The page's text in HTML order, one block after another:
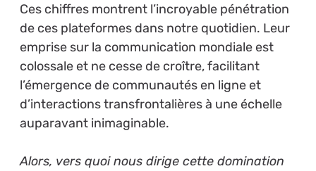
Ces chiffres montrent l’incroyable pénétration
de ces plateformes dans notre quotidien. Leur
emprise sur la communication mondiale est
colossale et ne cesse de croître, facilitant
l’émergence de communautés en ligne et
d’interactions transfrontalières à une échelle
auparavant inimaginable.
Alors, vers quoi nous dirige cette domination